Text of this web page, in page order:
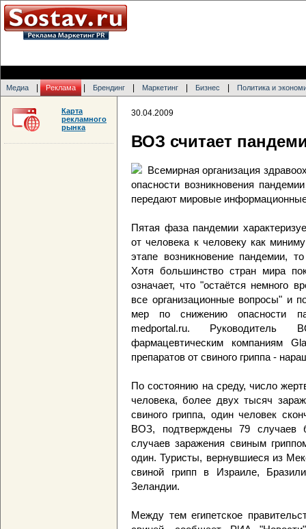
Медиа Реклама Брендинг Маркетинг Бизнес Политика и
30.04.2009
ВОЗ считает
Всемирная организация
опасности возникновения
передают мировые информационные
Пятая фаза пандемии
от человека к человеку как
этапе возникновение пандемии,
Хотя большинство стран мира
означает, что "остаётся немного
все организационные вопросы" и
мер по снижению опасности
medportal.ru.
фармацевтическим компаниям
препаратов от свиного гриппа -
По состоянию на среду, число
человека, более двух тысяч
свиного гриппа, один человек
ВОЗ, подтверждены 79 случаев
случаев заражения свиным
один. Туристы, вернувшиеся из
свиной грипп в Израиле,
Зеландии.
Между тем египетское
Карта
рекламного
рынка